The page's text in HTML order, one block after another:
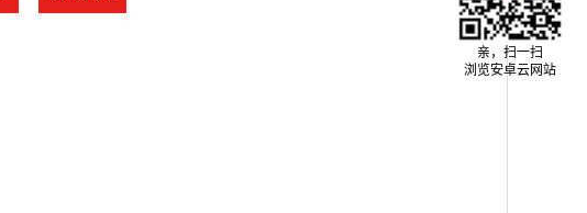
亲，扫一扫
浏览安卓云网站